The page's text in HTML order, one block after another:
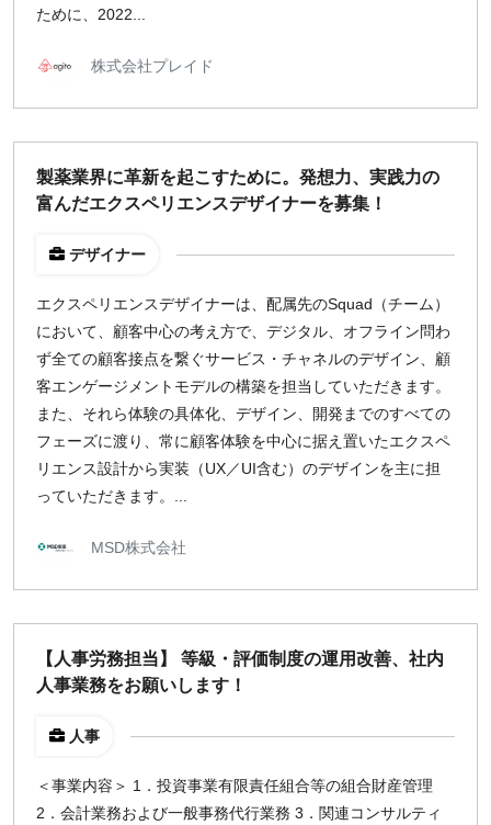
ために、2022...
株式会社プレイド
製薬業界に革新を起こすために。発想力、実践力の
富んだエクスペリエンスデザイナーを募集！
デザイナー
エクスペリエンスデザイナーは、配属先のSquad（チーム）
において、顧客中心の考え方で、デジタル、オフライン問わ
ず全ての顧客接点を繋ぐサービス・チャネルのデザイン、顧
客エンゲージメントモデルの構築を担当していただきます。
また、それら体験の具体化、デザイン、開発までのすべての
フェーズに渡り、常に顧客体験を中心に据え置いたエクスペ
リエンス設計から実装（UX／UI含む）のデザインを主に担
っていただきます。...
MSD株式会社
【人事労務担当】 等級・評価制度の運用改善、社内
人事業務をお願いします！
人事
＜事業内容＞ 1．投資事業有限責任組合等の組合財産管理
2．会計業務および一般事務代行業務 3．関連コンサルティ